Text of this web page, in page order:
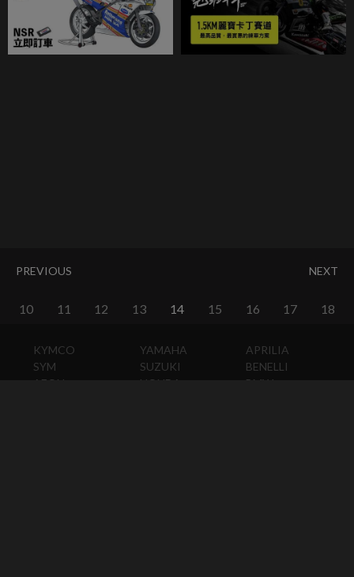
PREVIOUS NEXT
10 11 12 13 14 15 16 17 18
KYMCO
SYM
AEON
YAMAHA
SUZUKI
HONDA
APRILIA
BENELLI
BMW